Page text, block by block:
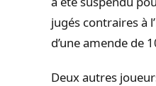
jugés contraires à
d’une amende de
Deux autres